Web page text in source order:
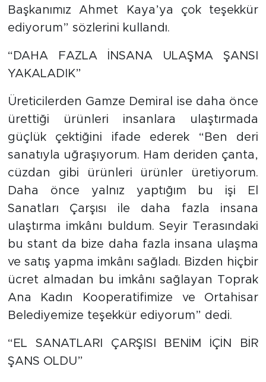
Başkanımız Ahmet Kaya’ya çok teşekkür
ediyorum” sözlerini kullandı.
“DAHA FAZLA İNSANA ULAŞMA ŞANSI
YAKALADIK”
Üreticilerden Gamze Demiral ise daha önce
ürettiği ürünleri insanlara ulaştırmada
güçlük çektiğini ifade ederek “Ben deri
sanatıyla uğraşıyorum. Ham deriden çanta,
cüzdan gibi ürünleri ürünler üretiyorum.
Daha önce yalnız yaptığım bu işi El
Sanatları Çarşısı ile daha fazla insana
ulaştırma imkânı buldum. Seyir Terasındaki
bu stant da bize daha fazla insana ulaşma
ve satış yapma imkânı sağladı. Bizden hiçbir
ücret almadan bu imkânı sağlayan Toprak
Ana Kadın Kooperatifimize ve Ortahisar
Belediyemize teşekkür ediyorum” dedi.
“EL SANATLARI ÇARŞISI BENİM İÇİN BİR
ŞANS OLDU”